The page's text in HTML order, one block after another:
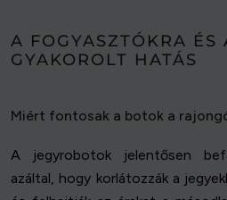
A FOGYASZTÓKRA ÉS
GYAKOROLT HATÁS
Miért fontosak a botok a
A jegyrobotok jelentősen
azáltal, hogy korlátozzák a